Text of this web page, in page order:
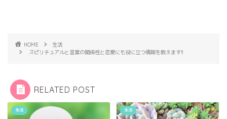
HOME
生活
スピリチュアルと言葉の関係性と恋愛にも役に立つ情報を教えます!!
RELATED POST
生活 生活